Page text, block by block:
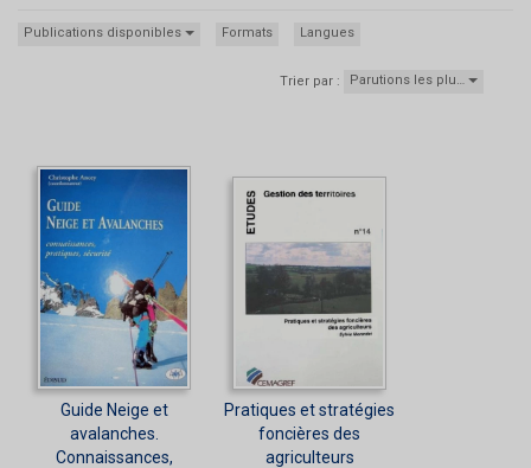
Publications disponibles Formats Langues
Trier par : Parutions les plu…
Guide Neige et
avalanches.
Connaissances,
Pratiques et stratégies
foncières des
agriculteurs